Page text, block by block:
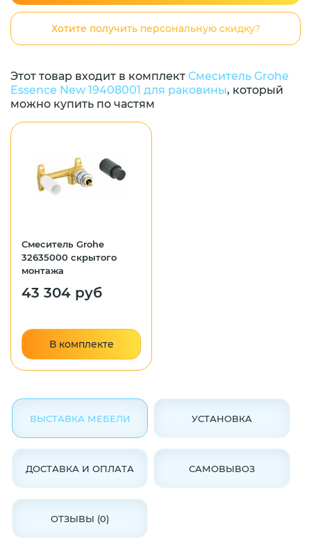
Хотите получить персональную скидку?
Этот товар входит в комплект Смеситель Grohe
Essence New 19408001 для раковины, который
можно купить по частям
Смеситель Grohe
32635000 скрытого
монтажа
43 304 руб
В комплекте
ВЫСТАВКА МЕБЕЛИ УСТАНОВКА
ДОСТАВКА И ОПЛАТА САМОВЫВОЗ
ОТЗЫВЫ (0)